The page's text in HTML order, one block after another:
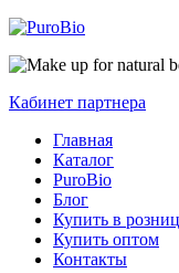
Кабинет партнера
Главная
Каталог
PuroBio
Блог
Купить в
Купить оптом
Контакты